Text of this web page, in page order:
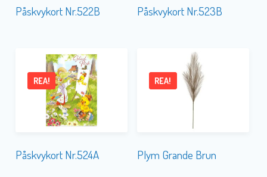
Påskvykort Nr.522B Påskvykort Nr.523B
Påskvykort Nr.524A
REA!
Plym Grande Brun
REA!